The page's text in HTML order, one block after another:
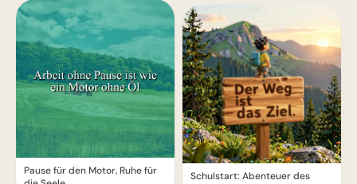
Pause für den Motor, Ruhe für
Schulstart: Abenteuer des